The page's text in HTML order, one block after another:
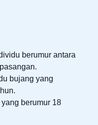
berumur antara
bujang yang
berumur 18